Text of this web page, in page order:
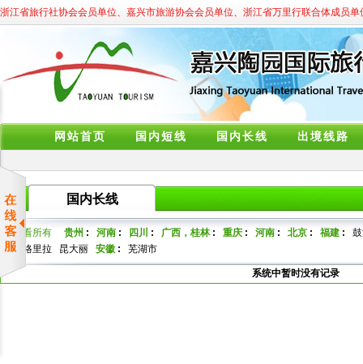
浙江省旅行社协会会员单位、嘉兴市旅游协会会员单位、浙江省万里行联合体成员
网站首页 国内短线 国内长线 出境线路
国内长线
查看所有 贵州 : 河南 : 四川 : 广西，桂林: 重庆 : 河南 : 北京 : 福建 :
香格里拉
昆大丽 安徽 : 芜湖市
系统中暂时没有记录